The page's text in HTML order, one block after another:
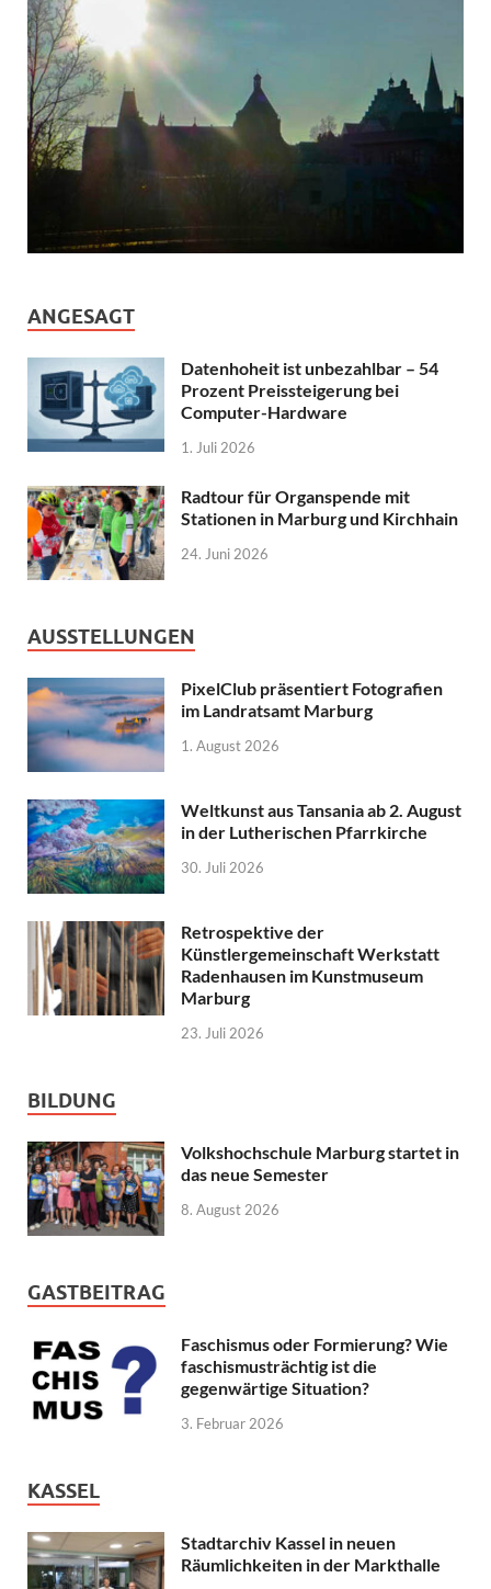
ANGESAGT
Datenhoheit ist unbezahlbar – 54
Prozent Preissteigerung bei
Computer-Hardware
1. Juli 2026
Radtour für Organspende mit
Stationen in Marburg und Kirchhain
24. Juni 2026
AUSSTELLUNGEN
PixelClub präsentiert Fotografien
im Landratsamt Marburg
1. August 2026
Weltkunst aus Tansania ab 2. August
in der Lutherischen Pfarrkirche
30. Juli 2026
Retrospektive der
Künstlergemeinschaft Werkstatt
Radenhausen im Kunstmuseum
Marburg
23. Juli 2026
BILDUNG
Volkshochschule Marburg startet in
das neue Semester
8. August 2026
GASTBEITRAG
Faschismus oder Formierung? Wie
faschismusträchtig ist die
gegenwärtige Situation?
3. Februar 2026
KASSEL
Stadtarchiv Kassel in neuen
Räumlichkeiten in der Markthalle